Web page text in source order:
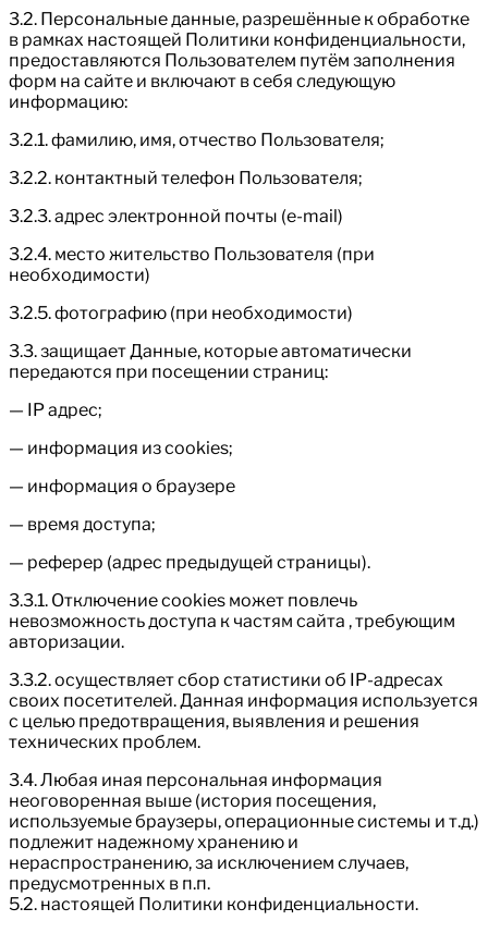
3.2. Персональные данные, разрешённые к обработке
в рамках настоящей Политики конфиденциальности,
предоставляются Пользователем путём заполнения
форм на сайте и включают в себя следующую
информацию:
3.2.1. фамилию, имя, отчество Пользователя;
3.2.2. контактный телефон Пользователя;
3.2.3. адрес электронной почты (e-mail)
3.2.4. место жительство Пользователя (при
необходимости)
3.2.5. фотографию (при необходимости)
3.3. защищает Данные, которые автоматически
передаются при посещении страниц:
— IP адрес;
— информация из cookies;
— информация о браузере
— время доступа;
— реферер (адрес предыдущей страницы).
3.3.1. Отключение cookies может повлечь
невозможность доступа к частям сайта , требующим
авторизации.
3.3.2. осуществляет сбор статистики об IP-адресах
своих посетителей. Данная информация используется
с целью предотвращения, выявления и решения
технических проблем.
3.4. Любая иная персональная информация
неоговоренная выше (история посещения,
используемые браузеры, операционные системы и т.д.)
подлежит надежному хранению и
нераспространению, за исключением случаев,
предусмотренных в п.п.
5.2. настоящей Политики конфиденциальности.